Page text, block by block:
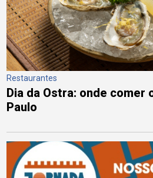
Restaurantes
Dia da Ostra: onde comer
Paulo